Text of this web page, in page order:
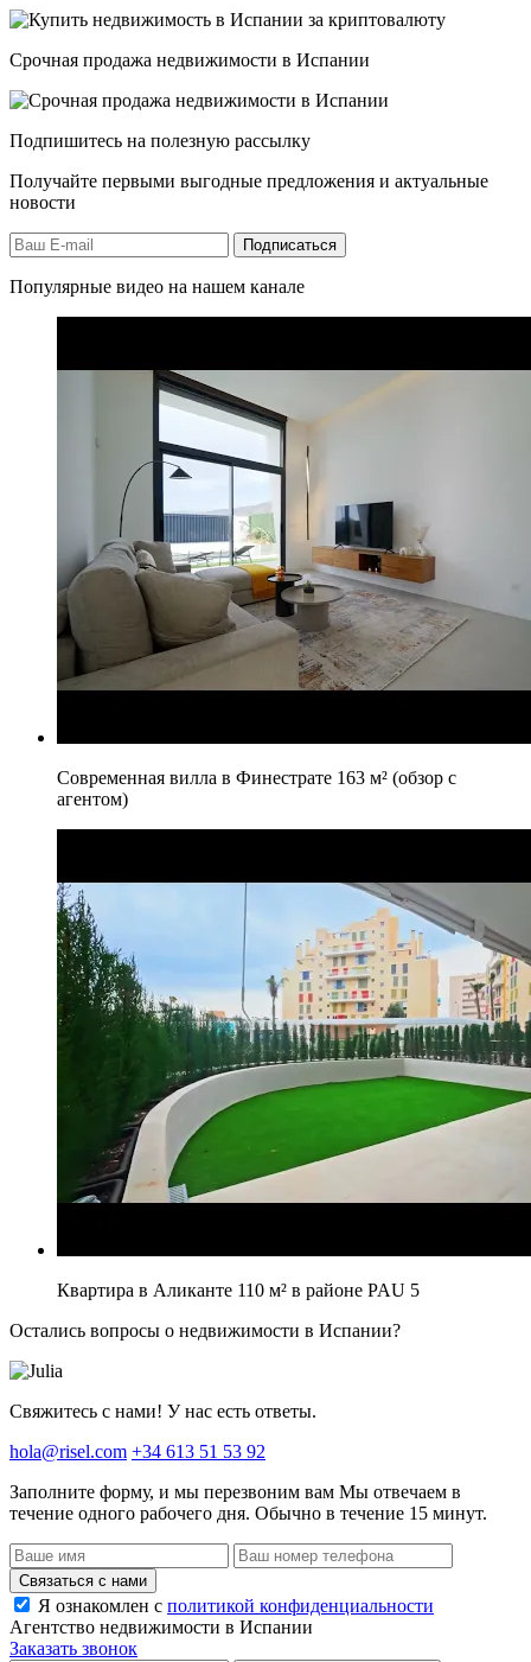
Срочная продажа недвижимости в Испании
Подпишитесь на полезную рассылку
Получайте первыми выгодные предложения и актуальные
новости
Подписаться
Популярные видео на нашем канале
Современная вилла в Финестрате 163 м² (обзор с
агентом)
Квартира в Аликанте 110 м² в районе PAU 5
Остались вопросы о недвижимости в Испании?
Свяжитесь с нами! У нас есть ответы.
hola@risel.com +34 613 51 53 92
Заполните форму, и мы перезвоним вам Мы отвечаем в
течение одного рабочего дня. Обычно в течение 15 минут.
Связаться с нами
Я ознакомлен с политикой конфиденциальности
Агентство недвижимости в Испании
Заказать звонок